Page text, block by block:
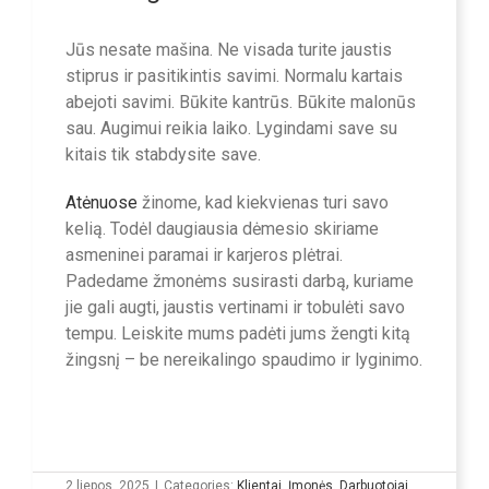
Jūs nesate mašina. Ne visada turite jaustis
stiprus ir pasitikintis savimi. Normalu kartais
abejoti savimi. Būkite kantrūs. Būkite malonūs
sau. Augimui reikia laiko. Lygindami save su
kitais tik stabdysite save.
Atėnuose žinome, kad kiekvienas turi savo
kelią. Todėl daugiausia dėmesio skiriame
asmeninei paramai ir karjeros plėtrai.
Padedame žmonėms susirasti darbą, kuriame
jie gali augti, jaustis vertinami ir tobulėti savo
tempu. Leiskite mums padėti jums žengti kitą
žingsnį – be nereikalingo spaudimo ir lyginimo.
2 liepos, 2025 | Categories: Klientai, Įmonės, Darbuotojai